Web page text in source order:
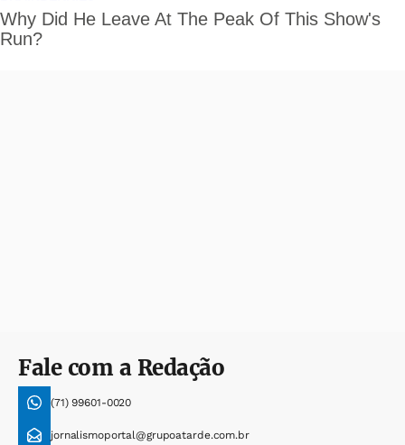
Fale com a Redação
(71) 99601-0020
jornalismoportal@grupoatarde.com.br